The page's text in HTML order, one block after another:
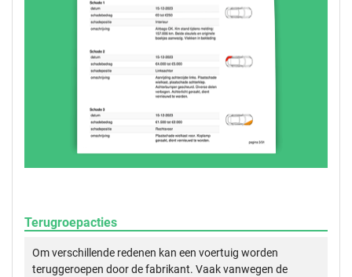
Terugroepacties
Om verschillende redenen kan een voertuig worden
teruggeroepen door de fabrikant. Vaak vanwegen de